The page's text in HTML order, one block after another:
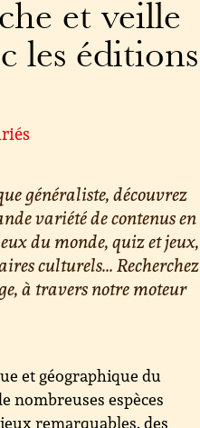
et veille
les éditions
généraliste, découvrez
variété de contenus en
du monde, quiz et jeux,
culturels... Recherchez
à travers notre moteur
et géographique du
nombreuses espèces
remarquables, des